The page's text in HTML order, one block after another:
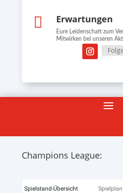
 Erwartungen
Eure Leidenschaft zum
Mitwirken bei unseren
Champions League:
Spielstand-Übersicht Spielplan